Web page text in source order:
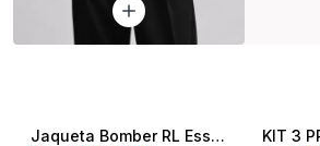
Jaqueta Bomber RL Essential Preto